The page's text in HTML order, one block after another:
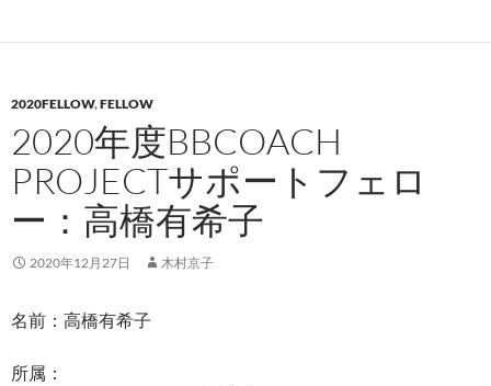
2020FELLOW,FELLOW
2020年度BBCOACH
PROJECTサポートフェロ
ー：高橋有希子
2020年12月27日 木村京子
名前：高橋有希子
所属：